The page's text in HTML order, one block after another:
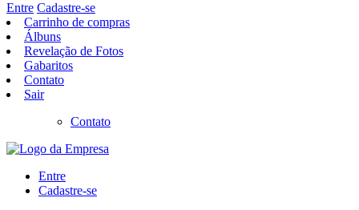
Entre Cadastre-se
Carrinho de compras
Álbuns
Revelação de Fotos
Gabaritos
Contato
Sair
Contato
Entre
Cadastre-se